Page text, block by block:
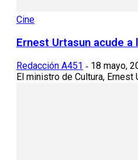
Cine
Ernest Urtasun acude a
Redacción A451 - 18 mayo,
El ministro de Cultura,